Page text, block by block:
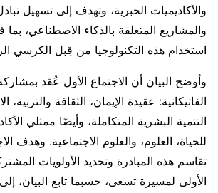
والأكاديميات الحبرية، وتهدف إلى تسهيل
والمشاريع المتعلقة بالذكاء الاصطناعي،
استخدام هذه التكنولوجيا من قِبل الكرسي
وأوضح البيان أن الاجتماع الأول عُقد
الفاتيكانية: عقيدة الإيمان، الثقافة والتربية،
التنمية البشرية المتكاملة، وأيضًا ممثلي
للحياة، العلوم، والعلوم الاجتماعية. وهدف
تقاسم هذه المبادرة وتحديد الأولويات
الأولى لمسيرة تسعى، حسبما تابع البيان،